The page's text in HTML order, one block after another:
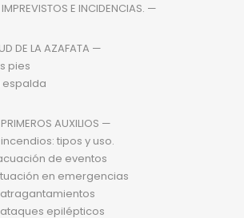
E INCIDENCIAS. —
DE LA AZAFATA —
pies
AUXILIOS —
tipos y uso.
de eventos
en emergencias
epilépticos